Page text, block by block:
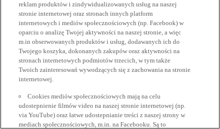
reklam produktów i zindywidualizowanych usług na naszej
stronie internetowej oraz stronach innych platform
internetowych i mediów społecznościowych (np. Facebook) w
oparciu o analizę Twojej aktywności na naszej stronie, a więc
m.in obserwowanych produktów i usług, dodawanych ich do
Twojego koszyka, dokonanych zakupów oraz aktywności na
stronach internetowych podmiotów trzecich, w tym także
Twoich zainteresowań wywodzących się z zachowania na stronie
internetowej.
Cookies mediów społecznościowych mają na celu
udostepnienie filmów video na naszej stronie internetowej (np.
via YouTube) oraz łatwe udostepnianie treści z naszej strony w
mediach społecznościowych, m.in. na Facebooku. Są to